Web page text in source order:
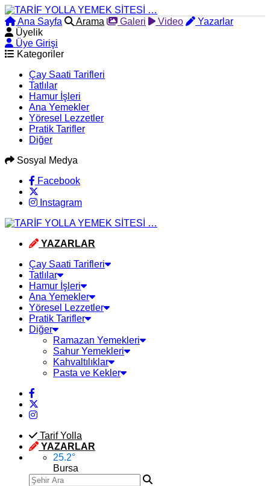
Ana Sayfa Arama Galeri Video
Yazarlar
Üyelik
Üye Girişi
Kategoriler
Çay Saati Tarifleri
Tatlılar
Hamur İşleri
Ana Yemekler
Yöresel Lezzetler
Pratik Tarifler
Diğer
Sosyal Medya
Facebook
Instagram
YAZARLAR
Çay Saati Tarifleri
Tatlılar
Hamur İşleri
Ana Yemekler
Yöresel Lezzetler
Pratik Tarifler
Diğer
Ramazan Yemekleri
Sahur Yemekleri
Kahvaltılıklar
Pasta ve Kekler
Tarif Yolla
YAZARLAR
25.2°
Bursa